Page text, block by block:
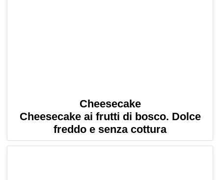
Cheesecake
Cheesecake ai frutti di bosco. Dolce
freddo e senza cottura